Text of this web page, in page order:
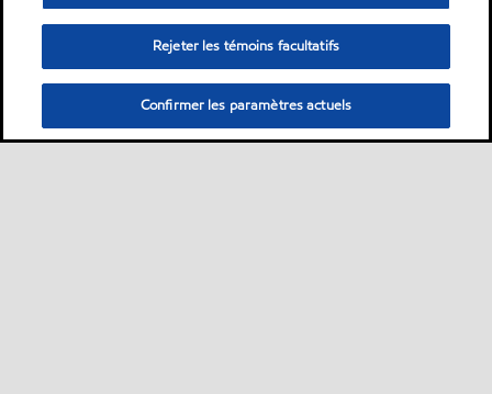
Rejeter les témoins facultatifs
Confirmer les paramètres actuels